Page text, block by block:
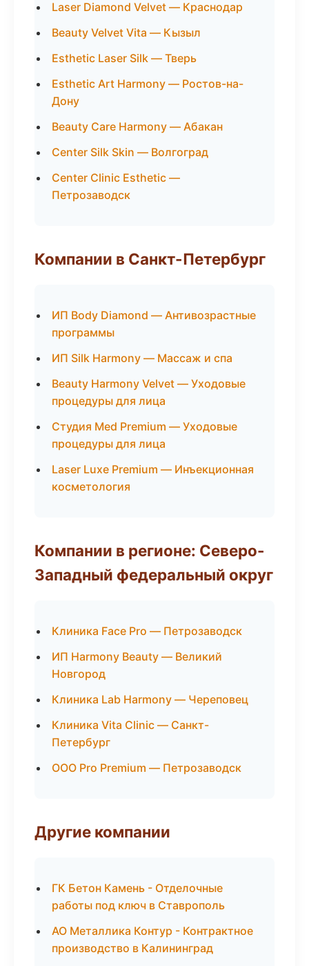
Laser Diamond Velvet — Краснодар
Beauty Velvet Vita — Кызыл
Esthetic Laser Silk — Тверь
Esthetic Art Harmony — Ростов-на-
Дону
Beauty Care Harmony — Абакан
Center Silk Skin — Волгоград
Center Clinic Esthetic —
Петрозаводск
Компании в Санкт-Петербург
ИП Body Diamond — Антивозрастные
программы
ИП Silk Harmony — Массаж и спа
Beauty Harmony Velvet — Уходовые
процедуры для лица
Студия Med Premium — Уходовые
процедуры для лица
Laser Luxe Premium — Инъекционная
косметология
Компании в регионе: Северо-
Западный федеральный округ
Клиника Face Pro — Петрозаводск
ИП Harmony Beauty — Великий
Новгород
Клиника Lab Harmony — Череповец
Клиника Vita Clinic — Санкт-
Петербург
ООО Pro Premium — Петрозаводск
Другие компании
ГК Бетон Камень - Отделочные
работы под ключ в Ставрополь
АО Металлика Контур - Контрактное
производство в Калининград